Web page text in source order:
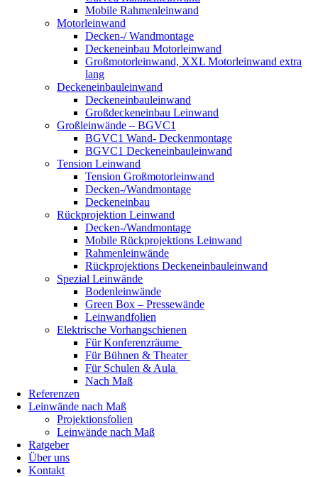
Mobile Rahmenleinwand
Motorleinwand
Decken-/ Wandmontage
Deckeneinbau Motorleinwand
Großmotorleinwand, XXL Motorleinwand extra
lang
Deckeneinbauleinwand
Deckeneinbauleinwand
Großdeckeneinbau Leinwand
Großleinwände – BGVC1
BGVC1 Wand- Deckenmontage
BGVC1 Deckeneinbauleinwand
Tension Leinwand
Tension Großmotorleinwand
Decken-/Wandmontage
Deckeneinbau
Rückprojektion Leinwand
Decken-/Wandmontage
Mobile Rückprojektions Leinwand
Rahmenleinwände
Rückprojektions Deckeneinbauleinwand
Spezial Leinwände
Bodenleinwände
Green Box – Pressewände
Leinwandfolien
Elektrische Vorhangschienen
Für Konferenzräume
Für Bühnen & Theater
Für Schulen & Aula
Nach Maß
Referenzen
Leinwände nach Maß
Projektionsfolien
Leinwände nach Maß
Ratgeber
Über uns
Kontakt